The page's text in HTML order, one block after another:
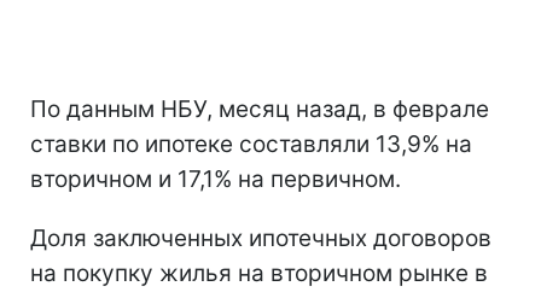
По данным НБУ, месяц назад, в феврале
ставки по ипотеке составляли 13,9% на
вторичном и 17,1% на первичном.
Доля заключенных ипотечных договоров
на покупку жилья на вторичном рынке в